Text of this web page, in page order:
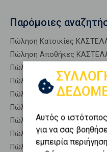
Παρόμοιες
Πώληση Κατοικίες
Πώληση Αποθήκες
Πώληση Γκαρσονιέρες
Πώληση Διαμερίσματα
Πώληση Κτίρια ΚΑΣΤΕΛΑ
Πώληση Μεζονέτες
Πώληση Μεζονέτες
Πώληση Μονοκατοικίες
Πώληση Οικίες ΚΑΣΤΕΛΑ
Αυτός ο
για να σας
εμπειρία